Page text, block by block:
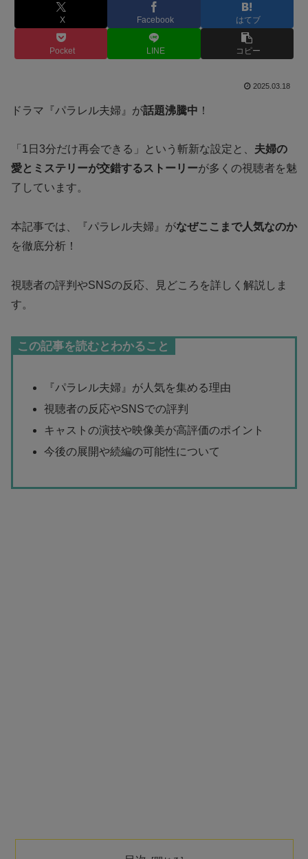
X Facebook はてブ
Pocket LINE コピー
2025.03.18
ドラマ『パラレル夫婦』が話題沸騰中 ！
「1日3分だけ再会できる」という斬新な設定と、 夫婦の
愛とミステリーが交錯するストーリーが多くの視聴者を魅
了しています。
本記事では、『パラレル夫婦』がなぜここまで人気なのか
を徹底分析！
視聴者の評判やSNSの反応、見どころを詳しく解説しま
す。
この記事を読むとわかること
『パラレル夫婦』が人気を集める理由
視聴者の反応やSNSでの評判
キャストの演技や映像美が高評価のポイント
今後の展開や続編の可能性について